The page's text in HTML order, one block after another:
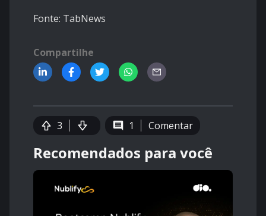
Fonte: TabNews
Compartilhe
3 1 Comentar
Recomendados para você